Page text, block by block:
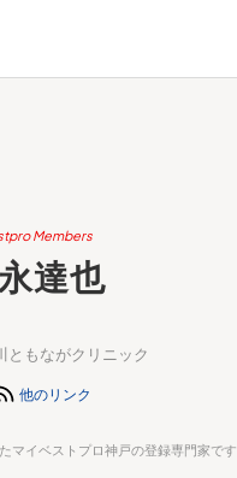
Members
達也
ともながクリニック
他のリンク
マイベストプロ神戸の登録専門家です